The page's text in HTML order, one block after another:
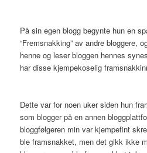
På sin egen blogg begynte hun en
“Fremsnakking” av andre bloggere,
henne og leser bloggen hennes
har disse kjempekoselig
Dette var for noen uker siden hun
som blogger på en annen
bloggfølgeren min var kjempefint
ble framsnakket, men det gikk ikke